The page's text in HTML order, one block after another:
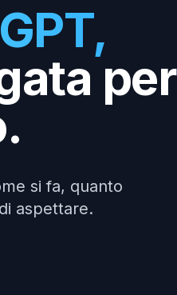
per
si fa, quanto
aspettare.